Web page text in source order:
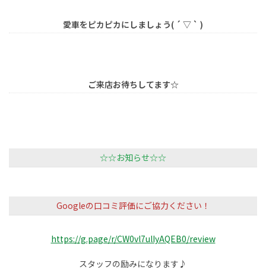
愛車をピカピカにしましょう( ´ ▽ ` )
ご来店お待ちしてます☆
☆☆お知らせ☆☆
Googleの口コミ評価にご協力ください！
https://g.page/r/CW0vl7ulIyAQEB0/review
スタッフの励みになります♪